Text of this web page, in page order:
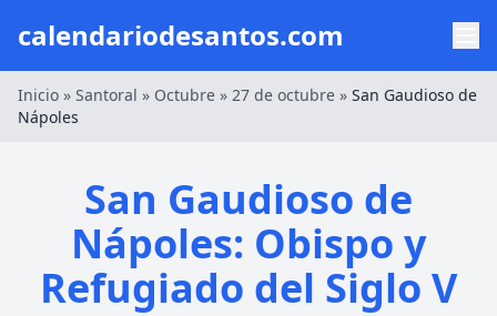
calendariodesantos.com
Inicio » Santoral » Octubre » 27 de octubre » San Gaudioso de
Nápoles
San Gaudioso de
Nápoles: Obispo y
Refugiado del Siglo V